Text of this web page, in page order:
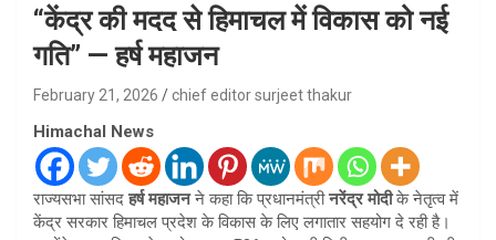
“केंद्र की मदद से हिमाचल में विकास को नई
गति” — हर्ष महाजन
February 21, 2026 chief editor surjeet thakur
Himachal News
राज्यसभा सांसदहर्ष महाजनने कहा कि प्रधानमंत्रीनरेंद्र मोदीके नेतृत्व में
केंद्र सरकार हिमाचल प्रदेश के विकास के लिए लगातार सहयोग दे रही है।